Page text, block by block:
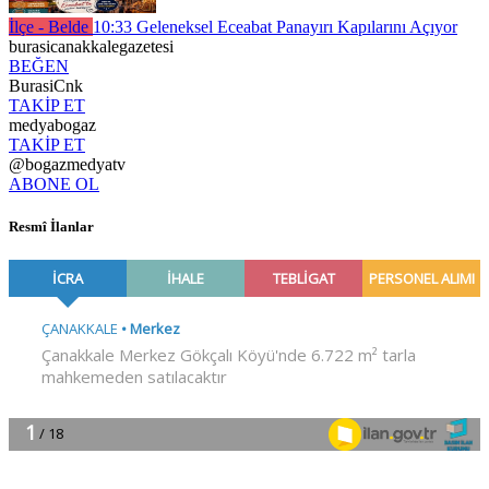
İlçe - Belde 10:33 Geleneksel Eceabat Panayırı Kapılarını Açıyor
burasicanakkalegazetesi
BEĞEN
BurasiCnk
TAKİP ET
medyabogaz
TAKİP ET
@bogazmedyatv
ABONE OL
Resmî İlanlar